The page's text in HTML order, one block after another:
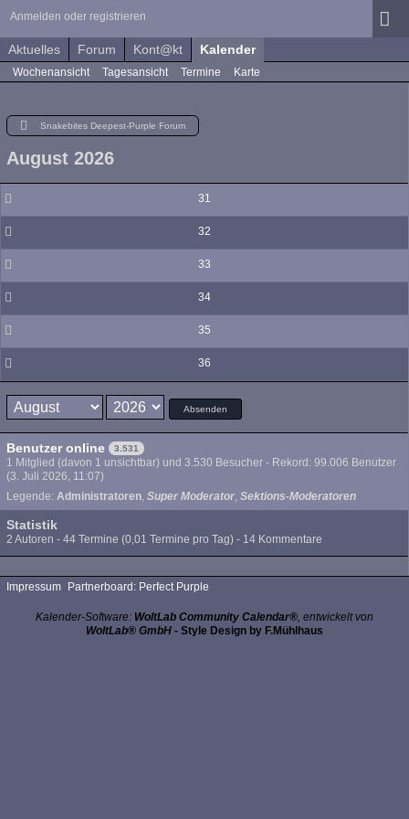
Anmelden oder registrieren
Aktuelles Forum Kont@kt Kalender
Wochenansicht Tagesansicht Termine Karte
Snakebites Deepest-Purple Forum
August 2026
31
32
33
34
35
36
Absenden
Benutzer online 3.531
1 Mitglied (davon 1 unsichtbar) und 3.530 Besucher - Rekord: 99.006 Benutzer
(3. Juli 2026, 11:07)
Legende: Administratoren Super Moderator Sektions-Moderatoren
Statistik
2 Autoren - 44 Termine (0,01 Termine pro Tag) - 14 Kommentare
Impressum Partnerboard: Perfect Purple
Kalender-Software: WoltLab Community Calendar®, entwickelt von
WoltLab® GmbH